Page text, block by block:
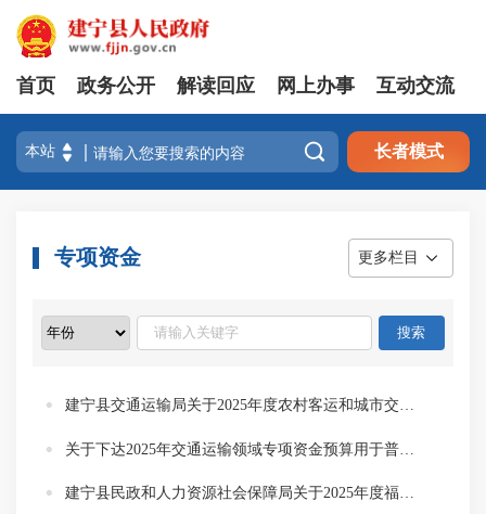
首页 政务公开 解读回应 网上办事 互动交流
 长者模式
专项资金 更多栏目
建宁县民政和人力资源社会保障局关于2025年度福彩公益金使用管理情况的公开说明